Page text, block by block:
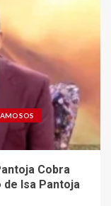
Cobra
de Isa Pantoja